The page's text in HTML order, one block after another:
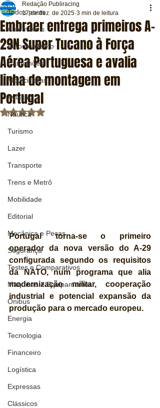
Todos posts
Automóveis
Automobilismo
Caminhões
Motocicletas
Aviação
Náutica
Turismo
Lazer
Transporte
Trens e Metrô
Mobilidade
Editorial
Mecânica e Peças
Segurança
Testes e Comparativos
Máquinas e Equipamentos
Ônibus
Energia
Tecnologia
Financeiro
Logística
Expressas
Clássicos
Embraer entrega primeiros A-
29N Super Tucano à Força
Aérea Portuguesa e avalia
linha de montagem em
Portugal
Redação Publiracing
17 de dez. de 2025 3 min de leitura
Avaliado com NaN de 5 estrelas.
Portugal torna-se o primeiro
operador da nova versão do A-29
configurada segundo os requisitos
da NATO, num programa que alia
modernização militar, cooperação
industrial e potencial expansão da
produção para o mercado europeu.